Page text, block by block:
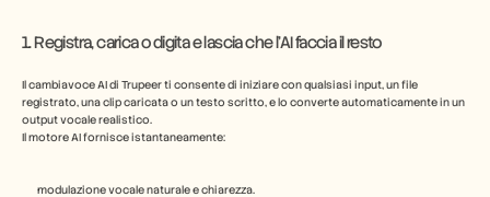
1. Registra, carica o digita e lascia che l'AI faccia il resto
Il cambiavoce AI di Trupeer ti consente di iniziare con qualsiasi input, un file
registrato, una clip caricata o un testo scritto, e lo converte automaticamente in un
output vocale realistico.
Il motore AI fornisce istantaneamente:
modulazione vocale naturale e chiarezza.